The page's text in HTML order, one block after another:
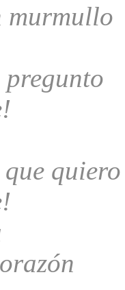
murmullo
pregunto
que